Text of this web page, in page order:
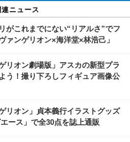
連ニュース
がこれまでにない“リアルさ”でフ
ァンゲリオン×海洋堂×林浩己」
リオン劇場版」アスカの新型プラ
う！撮り下ろしフィギュア画像公
リオン」貞本義行イラストグッズ
ース」で全30点を誌上通販